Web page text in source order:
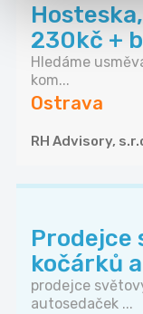
230kč +
Hledáme
kom...
Ostrava
RH Advisory,
Prodejce
kočárků
prodejce
autosedaček ...